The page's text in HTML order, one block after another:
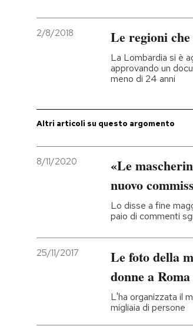
NEWSLETTER
I MIEI PREFERITI
SHOP
CALENDARIO
2/8/2018 Le regioni
La Lombardia si è
approvando un
meno di 24 anni
Altri articoli su questo argomento
8/11/2020
«Le
nuovo
Lo disse a fine
paio di commenti
25/11/2017
Le foto della
donne a
L'ha organizzata il
migliaia di persone